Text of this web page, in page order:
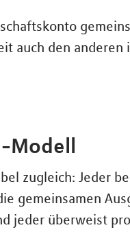
auch den anderen
Modell
zugleich: Jeder
gemeinsamen
jeder überweist